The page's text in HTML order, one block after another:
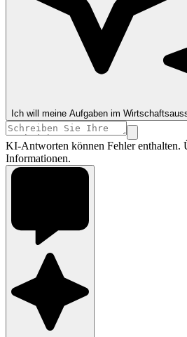
Ich will meine Aufgaben im
KI-Antworten können Fehler enthalten.
Informationen.